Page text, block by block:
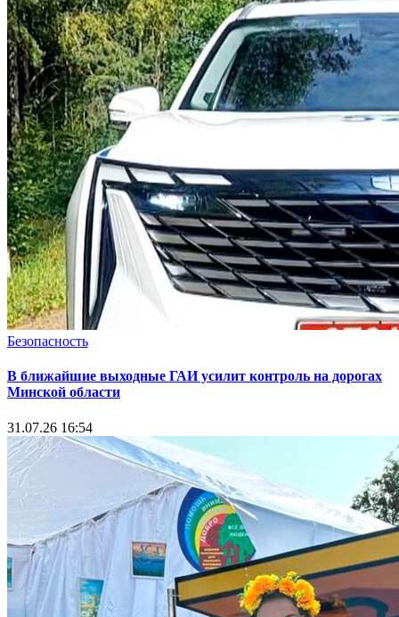
Безопасность
В ближайшие выходные ГАИ усилит контроль на дорогах
Минской области
31.07.26 16:54